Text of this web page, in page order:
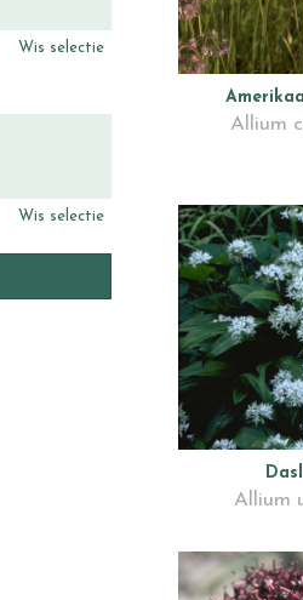
Allium
Allium
Wis selectie
Wis selectie